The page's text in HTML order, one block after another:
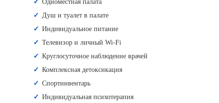
Одноместная палата
Душ и туалет в палате
Индивидуальное питание
Телевизор и личный Wi-Fi
Круглосуточное наблюдение врачей
Комплексная детоксикация
Спортинвентарь
Индивидуальная психотерапия